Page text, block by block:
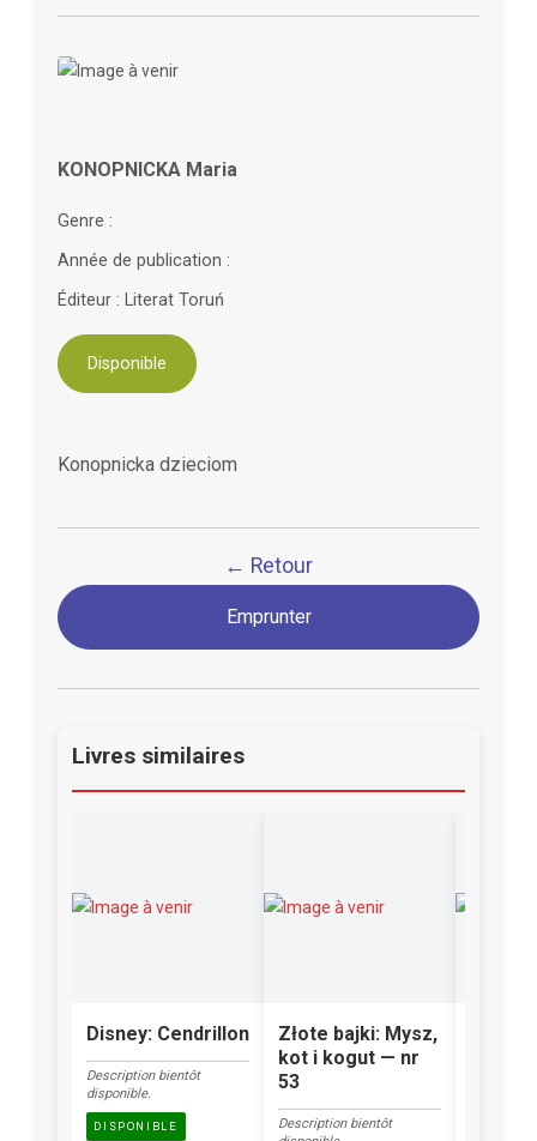
KONOPNICKA Maria
Genre :
Année de publication :
Éditeur : Literat Toruń
Disponible
Konopnicka dzieciom
← Retour
Emprunter
Livres similaires
Disney: Cendrillon
Description bientôt
disponible.
DISPONIBLE
Złote bajki: Mysz,
kot i kogut — nr
53
Description bientôt